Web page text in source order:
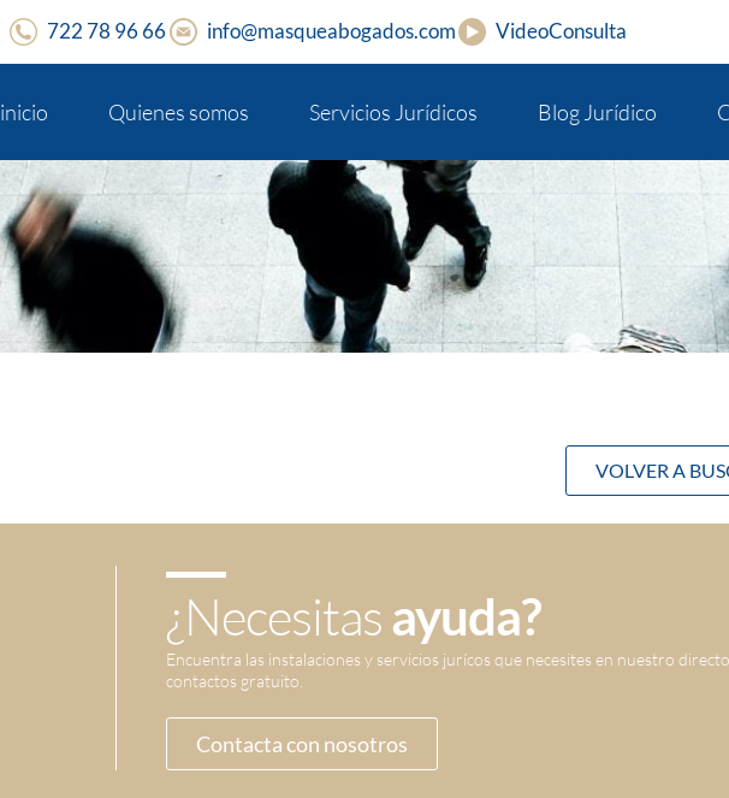
722 78 96 66 info@masqueabogados.com VideoConsulta
inicio Quienes somos Servicios Jurídicos Blog Jurídico
VOLVER A
¿Necesitasayuda?
Encuentra las instalaciones y servicios jurícos que necesites en nuestro
contactos gratuito.
Contacta con nosotros